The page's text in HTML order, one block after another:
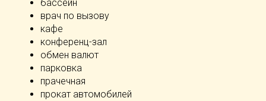
бассейн
врач по вызову
кафе
конференц-зал
обмен валют
парковка
прачечная
прокат автомобилей